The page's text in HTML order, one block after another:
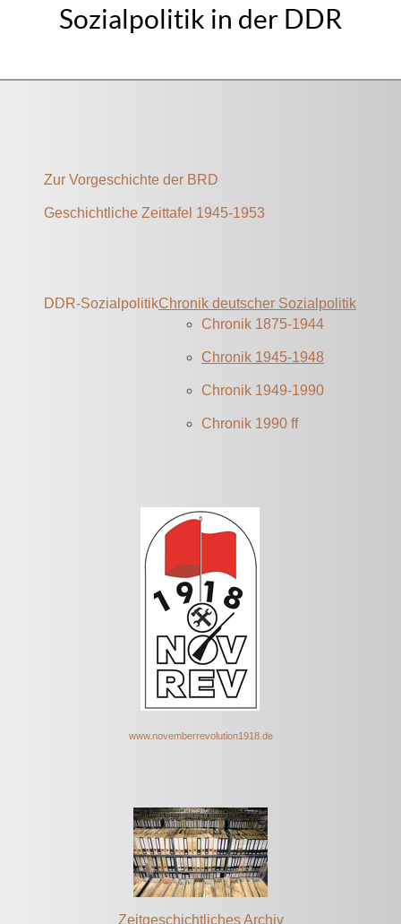
Sozialpolitik in der DDR
Zur Vorgeschichte der BRD
Geschichtliche Zeittafel 1945-1953
DDR-SozialpolitikChronik deutscher Sozialpolitik
Chronik 1875-1944
Chronik 1945-1948
Chronik 1949-1990
Chronik 1990 ff
www.novemberrevolution1918.de
Zeitgeschichtliches Archiv